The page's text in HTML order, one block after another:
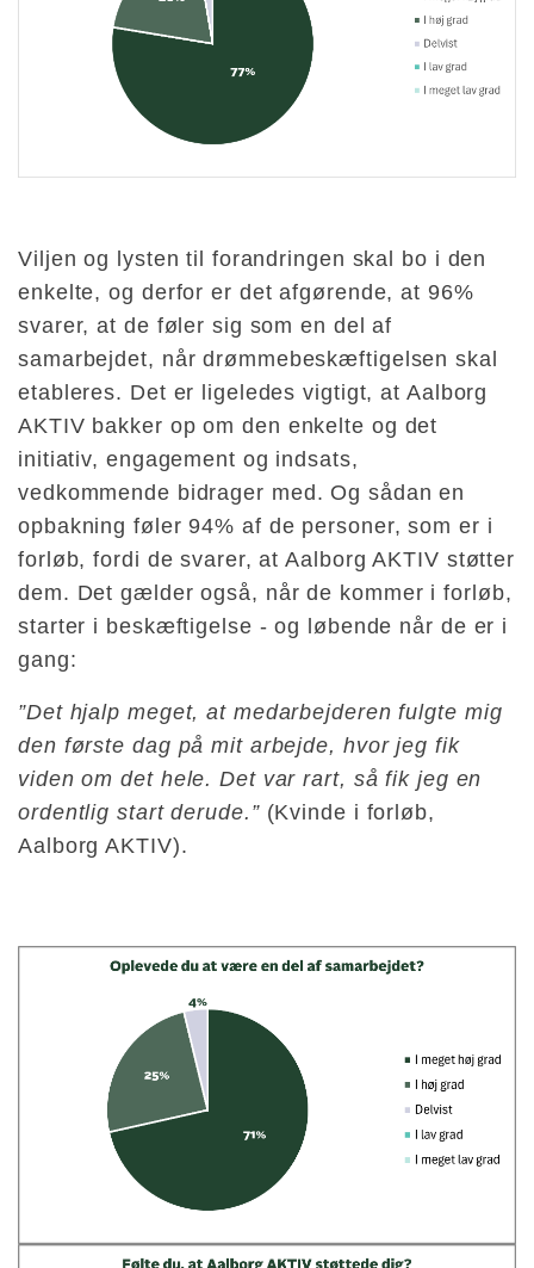
Viljen og lysten til forandringen skal bo i den
enkelte, og derfor er det afgørende, at 96%
svarer, at de føler sig som en del af
samarbejdet, når drømmebeskæftigelsen skal
etableres. Det er ligeledes vigtigt, at Aalborg
AKTIV bakker op om den enkelte og det
initiativ, engagement og indsats,
vedkommende bidrager med. Og sådan en
opbakning føler 94% af de personer, som er i
forløb, fordi de svarer, at Aalborg AKTIV støtter
dem. Det gælder også, når de kommer i forløb,
starter i beskæftigelse - og løbende når de er i
gang:
”Det hjalp meget, at medarbejderen fulgte mig
den første dag på mit arbejde, hvor jeg fik
viden om det hele. Det var rart, så fik jeg en
ordentlig start derude.” (Kvinde i forløb,
Aalborg AKTIV).